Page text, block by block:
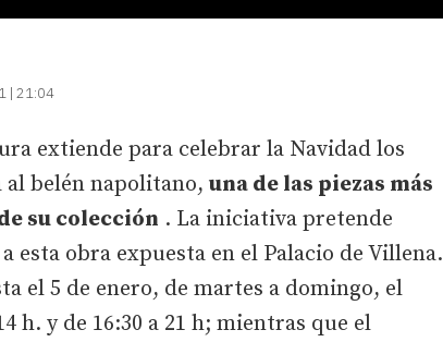
| 21:04
extiende para celebrar la Navidad los
belén napolitano, una de las piezas más
su colección . La iniciativa pretende
obra expuesta en el Palacio de Villena.
el 5 de enero, de martes a domingo, el
h. y de 16:30 a 21 h; mientras que el